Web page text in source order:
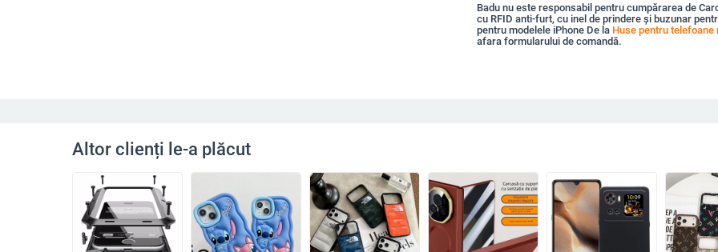
Badu nu este responsabil pentru cumpărarea de
cu RFID anti-furt, cu inel de prindere și buzunar
pentru modelele iPhone De la Huse pentru telefoane
afara formularului de comandă.
Altor clienți le-a plăcut